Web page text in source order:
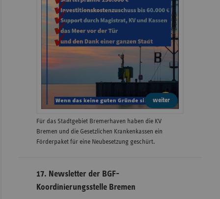
weiter
Für das Stadtgebiet Bremerhaven haben die KV
Bremen und die Gesetzlichen Krankenkassen ein
Förderpaket für eine Neubesetzung geschürt.
17. Newsletter der BGF-
Koordinierungsstelle Bremen